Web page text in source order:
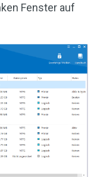
Fenster auf